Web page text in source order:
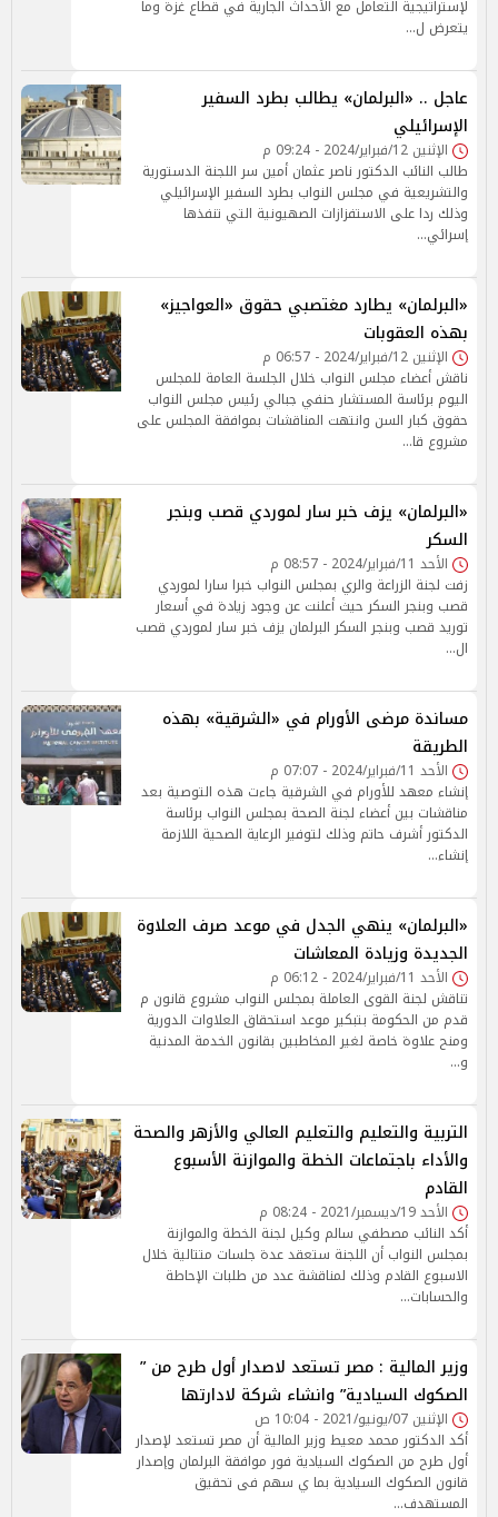
لإستراتيجية التعامل مع الأحداث الجارية في قطاع غزة وما
يتعرض ل…
عاجل .. «البرلمان» يطالب بطرد السفير
الإسرائيلي
الإثنين 12/فبراير/2024 - 09:24 م
طالب النائب الدكتور ناصر عثمان أمين سر اللجنة الدستورية
والتشريعية في مجلس النواب بطرد السفير الإسرائيلي
وذلك ردا على الاستفزازات الصهيونية التي تنفذها
إسرائي…
«البرلمان» يطارد مغتصبي حقوق «العواجيز»
بهذه العقوبات
الإثنين 12/فبراير/2024 - 06:57 م
ناقش أعضاء مجلس النواب خلال الجلسة العامة للمجلس
اليوم برئاسة المستشار حنفي جبالي رئيس مجلس النواب
حقوق كبار السن وانتهت المناقشات بموافقة المجلس على
مشروع قا…
«البرلمان» يزف خبر سار لموردي قصب وبنجر
السكر
الأحد 11/فبراير/2024 - 08:57 م
زفت لجنة الزراعة والري بمجلس النواب خبرا سارا لموردي
قصب وبنجر السكر حيث أعلنت عن وجود زيادة في أسعار
توريد قصب وبنجر السكر البرلمان يزف خبر سار لموردي قصب
ال…
مساندة مرضى الأورام في «الشرقية» بهذه
الطريقة
الأحد 11/فبراير/2024 - 07:07 م
إنشاء معهد للأورام في الشرقية جاءت هذه التوصية بعد
مناقشات بين أعضاء لجنة الصحة بمجلس النواب برئاسة
الدكتور أشرف حاتم وذلك لتوفير الرعاية الصحية اللازمة
إنشاء…
«البرلمان» ينهي الجدل في موعد صرف العلاوة
الجديدة وزيادة المعاشات
الأحد 11/فبراير/2024 - 06:12 م
تناقش لجنة القوى العاملة بمجلس النواب مشروع قانون م
قدم من الحكومة بتبكير موعد استحقاق العلاوات الدورية
ومنح علاوة خاصة لغير المخاطبين بقانون الخدمة المدنية
و…
التربية والتعليم والتعليم العالي والأزهر والصحة
والأداء باجتماعات الخطة والموازنة الأسبوع
القادم
الأحد 19/ديسمبر/2021 - 08:24 م
أكد النائب مصطفي سالم وكيل لجنة الخطة والموازنة
بمجلس النواب أن اللجنة ستعقد عدة جلسات متتالية خلال
الاسبوع القادم وذلك لمناقشة عدد من طلبات الإحاطة
والحسابات…
وزير المالية : مصر تستعد لاصدار أول طرح من ”
الصكوك السيادية” وانشاء شركة لادارتها
الإثنين 07/يونيو/2021 - 10:04 ص
أكد الدكتور محمد معيط وزير المالية أن مصر تستعد لإصدار
أول طرح من الصكوك السيادية فور موافقة البرلمان وإصدار
قانون الصكوك السيادية بما ي سهم فى تحقيق
المستهدف…